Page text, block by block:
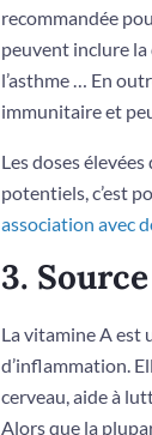
recommandée
peuvent inclure la
l’asthme … En
immunitaire et
Les doses
potentiels, c’est
association avec
3.
La vitamine A est
d’inflammation.
cerveau, aide à
Alors que la